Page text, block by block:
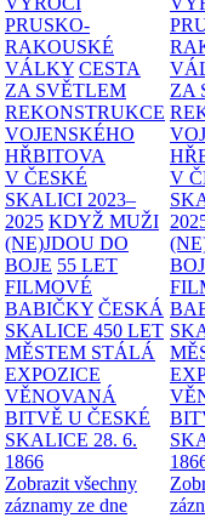
PRUSKO-
RAKOUSKÉ
VÁLKY CESTA
ZA SVĚTLEM
REKONSTRUKCE
VOJENSKÉHO
HŘBITOVA
V ČESKÉ
SKALICI 2023–
2025 KDYŽ MUŽI
(NE)JDOU DO
BOJE 55 LET
FILMOVÉ
BABIČKY ČESKÁ
SKALICE 450 LET
MĚSTEM STÁLÁ
EXPOZICE
VĚNOVANÁ
BITVĚ U ČESKÉ
SKALICE 28. 6.
1866
Zobrazit všechny
záznamy ze dne
ZA
V